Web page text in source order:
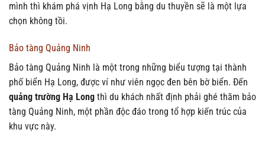
mình thì khám phá vịnh Hạ Long bằng du thuyền sẽ là một lựa
chọn không tồi.
Bảo tàng Quảng Ninh
Bảo tàng Quảng Ninh là một trong những biểu tượng tại thành
phố biển Hạ Long, được ví như viên ngọc đen bên bờ biển. Đến
quảng trường Hạ Long thì du khách nhất định phải ghé thăm bảo
tàng Quảng Ninh, một phần độc đáo trong tổ hợp kiến trúc của
khu vực này.